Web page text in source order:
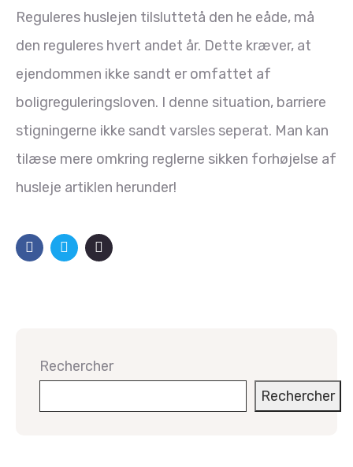
Reguleres huslejen tilsluttetå den he eåde, må
den reguleres hvert andet år. Dette kræver, at
ejendommen ikke sandt er omfattet af
boligreguleringsloven. I denne situation, barriere
stigningerne ikke sandt varsles seperat. Man kan
tilæse mere omkring reglerne sikken forhøjelse af
husleje artiklen herunder!
Rechercher
Rechercher